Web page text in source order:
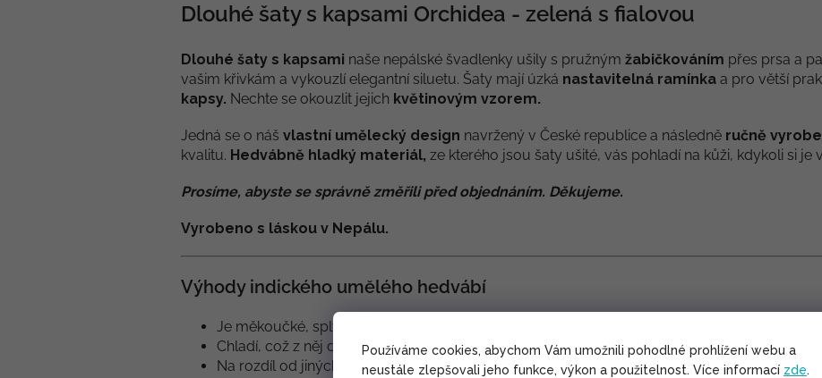
Používáme cookies, abychom Vám umožnili pohodlné prohlížení webu a
neustále zlepšovali jeho funkce, výkon a použitelnost. Více informací zde.
Dlouhé šaty s kapsami Orchidea - zelená s fialovou
Dlouhé šaty s kapsami naše nepálské švadlenky ušily s pružným žabičkováním přes prsa a
vašim křivkám a vykouzlí elegantní siluetu. Šaty mají úzká nastavitelná ramínka a pro větší
kapsy. Nechte se okouzlit jejich květinovým vzorem.
Jedná se o náš vlastní umělecký design navržený v České republice a následně ručně
kvalitu. Hedvábně hladký materiál, ze kterého jsou šaty ušité, vás pohladí na kůži, kdykoli si je
Prosíme, abyste se správně změřili před objednáním. Děkujeme.
Vyrobeno s láskou v Nepálu.
Výhody indického umělého hedvábí
Je měkoučké, splývavé, a tedy velmi příjemné na nošení. Ve vánku navíc krásně vlaje.
Chladí, což z něj dělá ideální materiál do letních veder.
Na rozdíl od jiných materiálů se na něm netvoří žmolky.